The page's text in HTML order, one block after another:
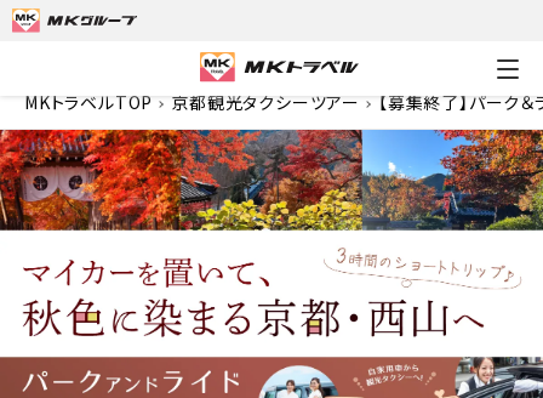
MKトラベルTOP 京都観光タクシーツアー 【募集終了】パーク